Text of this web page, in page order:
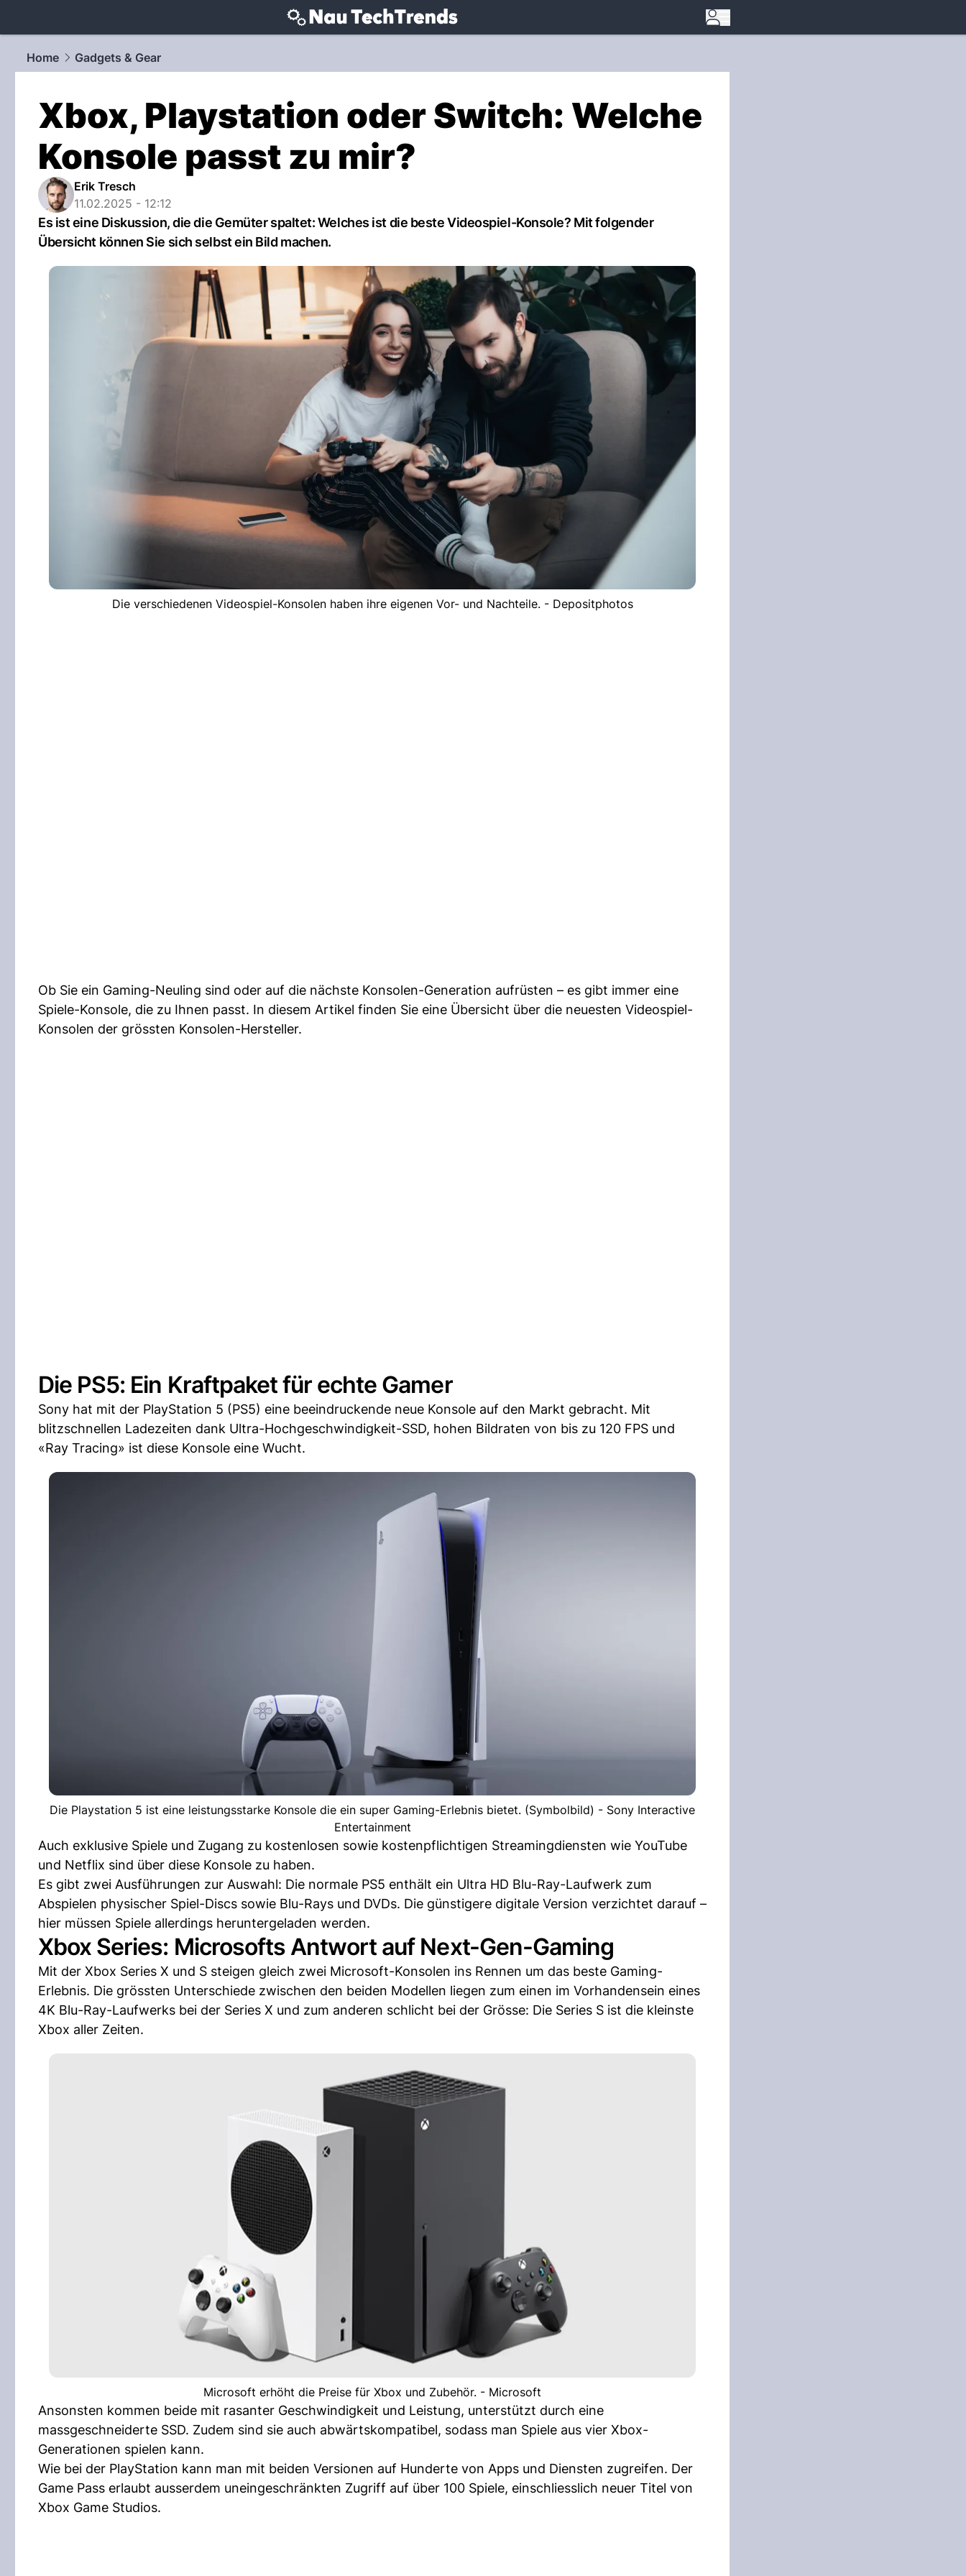
techtrends.NAU.ch
Home
Gadgets & Gear
Xbox, Playstation oder Switch: Welche
Konsole passt zu mir?
Erik Tresch
11.02.2025 - 12:12
Es ist eine Diskussion, die die Gemüter spaltet: Welches ist die beste Videospiel-Konsole? Mit folgender
Übersicht können Sie sich selbst ein Bild machen.
Die verschiedenen Videospiel-Konsolen haben ihre eigenen Vor- und Nachteile. - Depositphotos
Ob Sie ein Gaming-Neuling sind oder auf die nächste Konsolen-Generation aufrüsten – es gibt immer eine
Spiele-Konsole, die zu Ihnen passt. In diesem Artikel finden Sie eine Übersicht über die neuesten Videospiel-
Konsolen der grössten Konsolen-Hersteller.
Die PS5: Ein Kraftpaket für echte Gamer
Sony hat mit der PlayStation 5 (PS5) eine beeindruckende neue Konsole auf den Markt gebracht. Mit
blitzschnellen Ladezeiten dank Ultra-Hochgeschwindigkeit-SSD, hohen Bildraten von bis zu 120 FPS und
«Ray Tracing» ist diese Konsole eine Wucht.
Die Playstation 5 ist eine leistungsstarke Konsole die ein super Gaming-Erlebnis bietet. (Symbolbild) - Sony Interactive
Entertainment
Auch exklusive Spiele und Zugang zu kostenlosen sowie kostenpflichtigen Streamingdiensten wie YouTube
und Netflix sind über diese Konsole zu haben.
Es gibt zwei Ausführungen zur Auswahl: Die normale PS5 enthält ein Ultra HD Blu-Ray-Laufwerk zum
Abspielen physischer Spiel-Discs sowie Blu-Rays und DVDs. Die günstigere digitale Version verzichtet darauf –
hier müssen Spiele allerdings heruntergeladen werden.
Xbox Series: Microsofts Antwort auf Next-Gen-Gaming
Mit der Xbox Series X und S steigen gleich zwei Microsoft-Konsolen ins Rennen um das beste Gaming-
Erlebnis. Die grössten Unterschiede zwischen den beiden Modellen liegen zum einen im Vorhandensein eines
4K Blu-Ray-Laufwerks bei der Series X und zum anderen schlicht bei der Grösse: Die Series S ist die kleinste
Xbox aller Zeiten.
Microsoft erhöht die Preise für Xbox und Zubehör. - Microsoft
Ansonsten kommen beide mit rasanter Geschwindigkeit und Leistung, unterstützt durch eine
massgeschneiderte SSD. Zudem sind sie auch abwärtskompatibel, sodass man Spiele aus vier Xbox-
Generationen spielen kann.
Wie bei der PlayStation kann man mit beiden Versionen auf Hunderte von Apps und Diensten zugreifen. Der
Game Pass erlaubt ausserdem uneingeschränkten Zugriff auf über 100 Spiele, einschliesslich neuer Titel von
Xbox Game Studios.